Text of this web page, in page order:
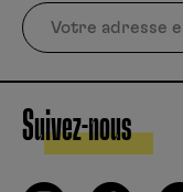
Suivez-nous